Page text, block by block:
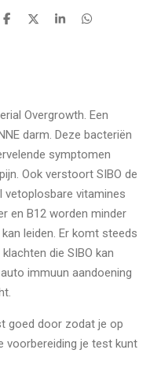
D
D
S
D
Overgrowth. Een
darm. Deze bacteriën
symptomen
Ook verstoort SIBO de
vitamines
en B12 worden minder
leiden. Er komt steeds
die SIBO kan
immuun aandoening
goed door zodat je op
voorbereiding je test kunt